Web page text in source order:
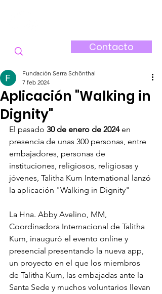
Contacto
Aplicación "Walking in
Dignity"
Fundación Serra Schönthal
7 feb 2024
El pasado 30 de enero de 2024 en
presencia de unas 300 personas, entre
embajadores, personas de
instituciones, religiosos, religiosas y
jóvenes, Talitha Kum International lanzó
la aplicación "Walking in Dignity"
La Hna. Abby Avelino, MM,
Coordinadora Internacional de Talitha
Kum, inauguró el evento online y
presencial presentando la nueva app,
un proyecto en el que los miembros
de Talitha Kum, las embajadas ante la
Santa Sede y muchos voluntarios llevan